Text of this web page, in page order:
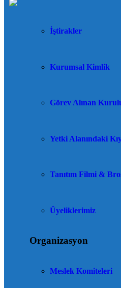
İştirakler
Kurumsal Kimlik
Görev Alınan
Yetki Alanındaki
Tanıtım Filmi &
Üyeliklerimiz
Organizasyon
Meslek Komiteleri